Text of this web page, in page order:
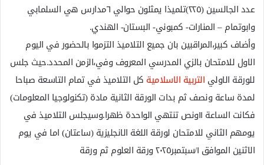
عدد الجالسين (٢٢٥)تلميذا يمثلون حوالي ٦مدارس هي السلمابي
وابوتمام – المنارات- كمبوني- البستان- الهندي.
وأضاف كبير،المراقبين بان جميع التلاميذ التزموا بالحضور في اليوم
الاول للامتحان بالزي المدرسي المعروف وفي،الزمن المحدد.حيث جلس
للورقة الاولي التربية الاسلامية كل التلاميذ في تمام التاسعة صباحا
لمدة ساعة ونصف ثم بدات الورقة الثانية مادة (تكنولوجيا المعلومات)
فكانت الساعة ١١ونص تنتهي الواحدة ظهرا.وسيجلس التلاميذ في
يومهم الثاني للامتحان لورقة اللغة الانجليزية (ساعتان) اما في يوم
الاثنين الموافق ١/سبتمبر٢٠٢٥ ورقة العلوم ثم ورقة